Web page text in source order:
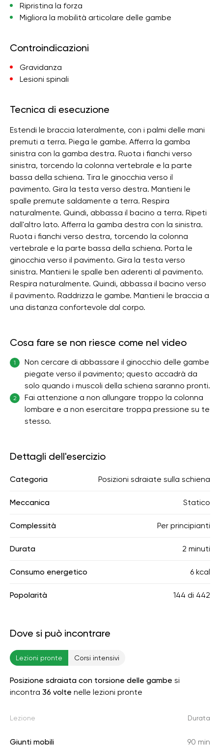
Ripristina la forza
Migliora la mobilità articolare delle gambe
Controindicazioni
Gravidanza
Lesioni spinali
Tecnica di esecuzione
Estendi le braccia lateralmente, con i palmi delle mani
premuti a terra. Piega le gambe. Afferra la gamba
sinistra con la gamba destra. Ruota i fianchi verso
sinistra, torcendo la colonna vertebrale e la parte
bassa della schiena. Tira le ginocchia verso il
pavimento. Gira la testa verso destra. Mantieni le
spalle premute saldamente a terra. Respira
naturalmente. Quindi, abbassa il bacino a terra. Ripeti
dall'altro lato. Afferra la gamba destra con la sinistra.
Ruota i fianchi verso destra, torcendo la colonna
vertebrale e la parte bassa della schiena. Porta le
ginocchia verso il pavimento. Gira la testa verso
sinistra. Mantieni le spalle ben aderenti al pavimento.
Respira naturalmente. Quindi, abbassa il bacino verso
il pavimento. Raddrizza le gambe. Mantieni le braccia a
una distanza confortevole dal corpo.
Cosa fare se non riesce come nel video
1
Non cercare di abbassare il ginocchio delle gambe
piegate verso il pavimento; questo accadrà da
solo quando i muscoli della schiena saranno pronti.
2
Fai attenzione a non allungare troppo la colonna
lombare e a non esercitare troppa pressione su te
stesso.
Dettagli dell'esercizio
Categoria Posizioni sdraiate sulla schiena
Meccanica Statico
Complessità Per principianti
Durata 2 minuti
Consumo energetico 6 kcal
Popolarità 144 di 442
Dove si può incontrare
Lezioni pronte Corsi intensivi
Posizione sdraiata con torsione delle gambe si
incontra 36 volte nelle lezioni pronte
Lezione Durata
Giunti mobili 90 min